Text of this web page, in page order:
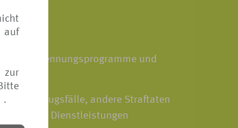
auf
zur
.
und
Betrugsfälle, andere Straftaten
unsere Dienstleistungen